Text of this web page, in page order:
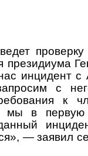
президиума
инцидент
с
к
мы в
— заявил